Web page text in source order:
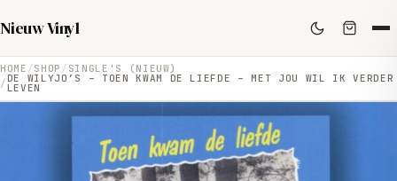
Nieuw Vinyl
HOME SHOP SINGLE'S (NIEUW)
DE WILYJO’S – TOEN KWAM DE LIEFDE – MET JOU WIL IK VERDER
LEVEN